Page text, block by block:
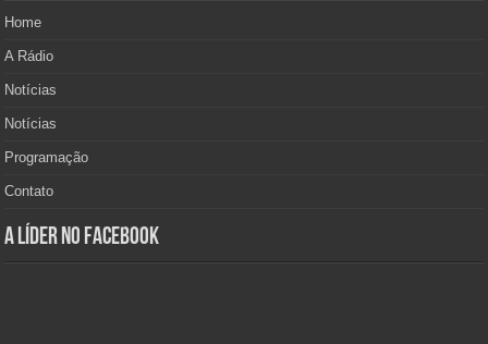
Home
A Rádio
Notícias
Notícias
Programação
Contato
A Líder no Facebook